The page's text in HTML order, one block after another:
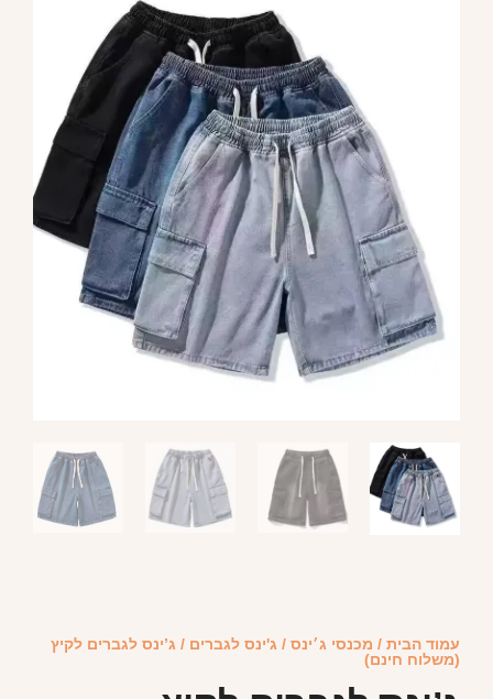
עמוד הבית / מכנסי ג׳ינס / ג'ינס לגברים / ג’ינס לגברים לקיץ
(משלוח חינם)